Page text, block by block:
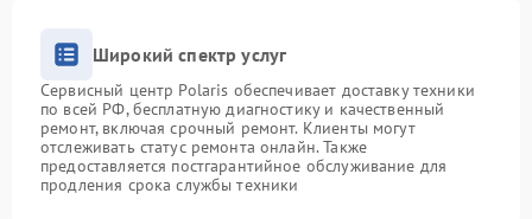
Широкий спектр услуг
Сервисный центр Polaris обеспечивает доставку техники
по всей РФ, бесплатную диагностику и качественный
ремонт, включая срочный ремонт. Клиенты могут
отслеживать статус ремонта онлайн. Также
предоставляется постгарантийное обслуживание для
продления срока службы техники